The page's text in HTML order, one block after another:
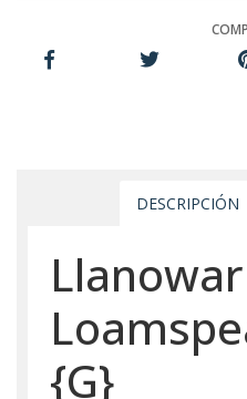
DESCRIPCIÓN
Llanowar
{G}